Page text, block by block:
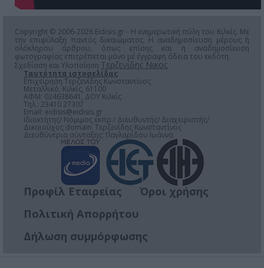
Copyright © 2006-2026 Eidisis.gr - Η ενημερωτική πύλη του Κιλκίς. Με
την επιφύλαξη παντός δικαιώματος. Η αναδημοσίευση μέρους ή
ολόκληρου άρθρου, όπως επίσης και η αναδημοσίευση
φωτογραφίας επιτρέπεται μόνο μέ έγγραφη άδεια του εκδότη.
Σχεδίαση και Υλοποίηση Τερζενίδης Νικος
Ταυτότητα ιστοσελίδας
Επιχείρηση Τερζενίδης Κωνσταντίνος
Μεταλλικό, Κιλκίς, 61100
ΑΦΜ: 024638641, ΔΟΥ Κιλκίς
Τηλ.: 23410 27307
Email: eidisis@eidisis.gr
Ιδιοκτήτης/ Νόμιμος εκπρ./ Διευθυντής/ Διαχειριστής/
Δικαιούχος domain: Τερζενίδης Κωνσταντίνος
Διευθύντρια σύνταξης: Παγλαρίδου Ιωάννα
Προφίλ Εταιρείας
Όροι χρήσης
Πολιτική Απορρήτου
Δήλωση συμμόρφωσης